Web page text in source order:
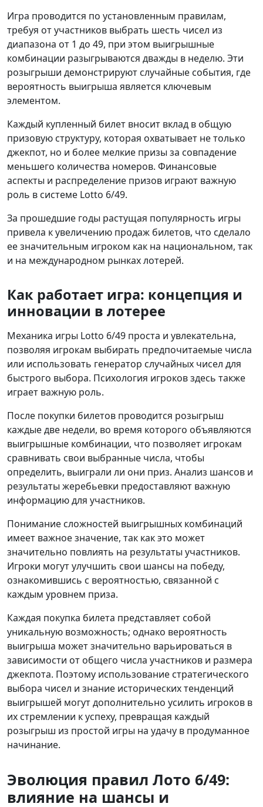
Игра проводится по установленным правилам,
требуя от участников выбрать шесть чисел из
диапазона от 1 до 49, при этом выигрышные
комбинации разыгрываются дважды в неделю. Эти
розыгрыши демонстрируют случайные события, где
вероятность выигрыша является ключевым
элементом.
Каждый купленный билет вносит вклад в общую
призовую структуру, которая охватывает не только
джекпот, но и более мелкие призы за совпадение
меньшего количества номеров. Финансовые
аспекты и распределение призов играют важную
роль в системе Lotto 6/49.
За прошедшие годы растущая популярность игры
привела к увеличению продаж билетов, что сделало
ее значительным игроком как на национальном, так
и на международном рынках лотерей.
Как работает игра: концепция и
инновации в лотерее
Механика игры Lotto 6/49 проста и увлекательна,
позволяя игрокам выбирать предпочитаемые числа
или использовать генератор случайных чисел для
быстрого выбора. Психология игроков здесь также
играет важную роль.
После покупки билетов проводится розыгрыш
каждые две недели, во время которого объявляются
выигрышные комбинации, что позволяет игрокам
сравнивать свои выбранные числа, чтобы
определить, выиграли ли они приз. Анализ шансов и
результаты жеребьевки предоставляют важную
информацию для участников.
Понимание сложностей выигрышных комбинаций
имеет важное значение, так как это может
значительно повлиять на результаты участников.
Игроки могут улучшить свои шансы на победу,
ознакомившись с вероятностью, связанной с
каждым уровнем приза.
Каждая покупка билета представляет собой
уникальную возможность; однако вероятность
выигрыша может значительно варьироваться в
зависимости от общего числа участников и размера
джекпота. Поэтому использование стратегического
выбора чисел и знание исторических тенденций
выигрышей могут дополнительно усилить игроков в
их стремлении к успеху, превращая каждый
розыгрыш из простой игры на удачу в продуманное
начинание.
Эволюция правил Лото 6/49:
влияние на шансы и